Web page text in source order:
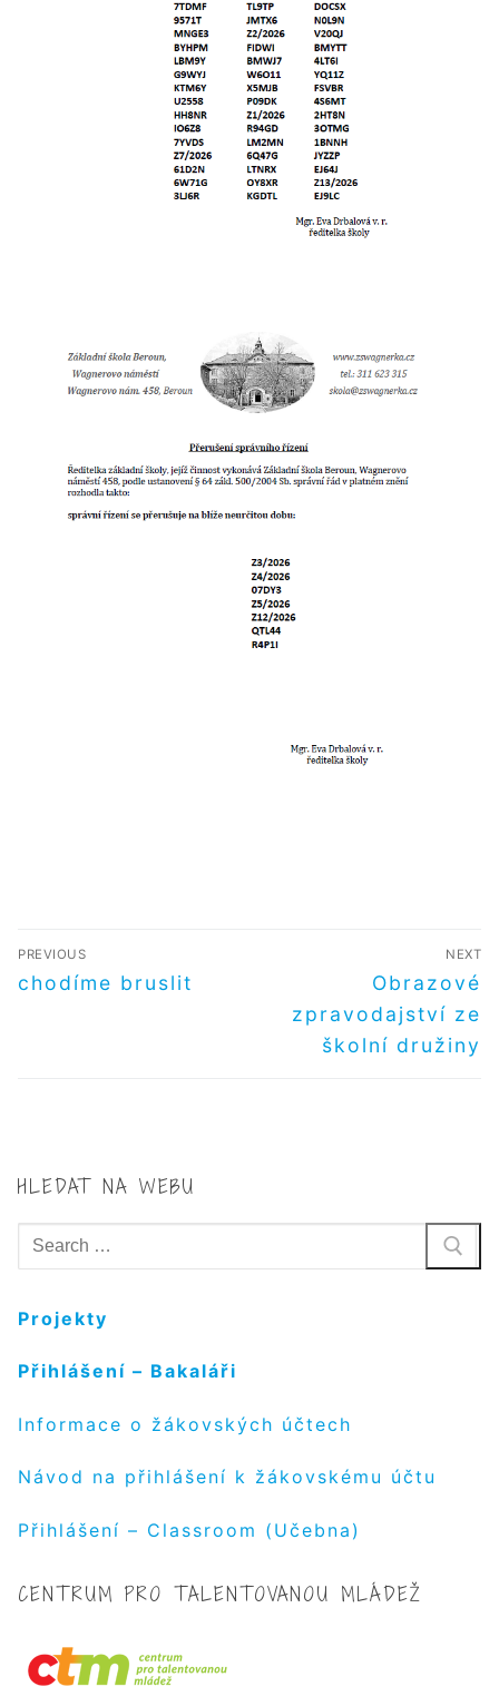
NAVIGACE
PRO
PREVIOUS
Předchozí
chodíme bruslit
NEXT
Další
příspěvek
Obrazové
zpravodajství ze
školní družiny
HLEDAT NA WEBU
Hledat:
Projekty
Přihlášení – Bakaláři
Informace o žákovských účtech
Návod na přihlášení k žákovskému účtu
Přihlášení – Classroom (Učebna)
CENTRUM PRO TALENTOVANOU MLÁDEŽ